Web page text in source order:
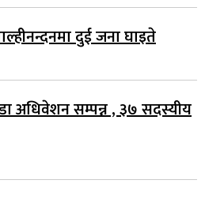
दुई जना घाइते
अधिवेशन सम्पन्न , ३७ सदस्यीय